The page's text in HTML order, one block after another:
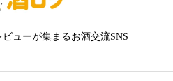
ューが集まるお酒交流SNS